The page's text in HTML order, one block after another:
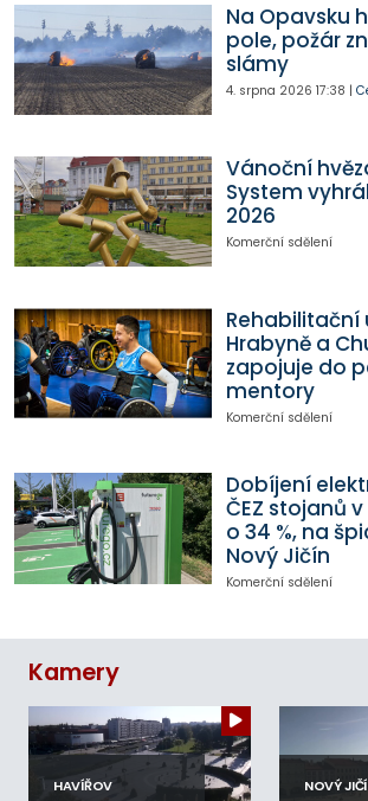
Na Opavsku
pole, požár
slámy
4. srpna 2026 17:38 |
Vánoční
System
2026
Komerční sdělení
Rehabilitační
Hrabyně a
zapojuje do
mentory
Komerční sdělení
Dobíjení
ČEZ stojanů
o 34 %, na
Nový Jičín
Komerční sdělení
Kamery
HAVÍŘOV NOVÝ